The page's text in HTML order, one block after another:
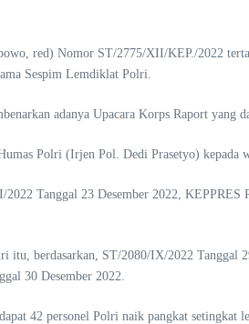
red) Nomor ST/2775/XII/KEP./2022
Sespim Lemdiklat Polri.
adanya Upacara Korps Raport yang
Polri (Irjen Pol. Dedi Prasetyo) kepada
Tanggal 23 Desember 2022,
itu, berdasarkan, ST/2080/IX/2022
30 Desember 2022.
42 personel Polri naik pangkat